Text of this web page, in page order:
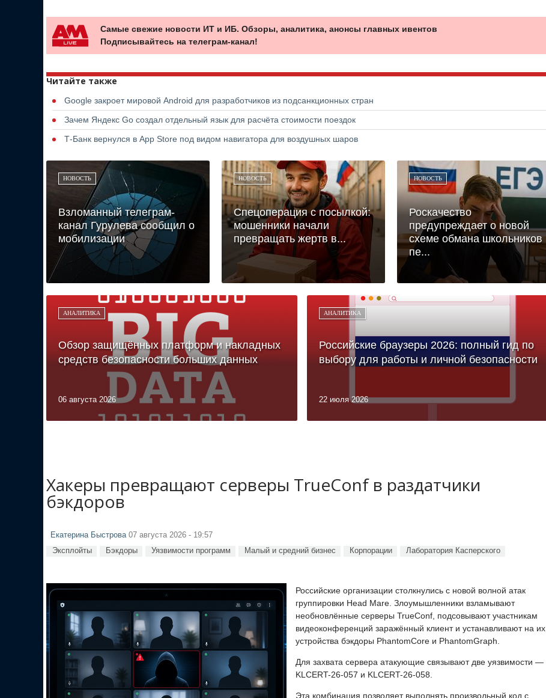
Самые свежие новости ИТ и ИБ. Обзоры, аналитика, анонсы главных ивентов
Подписывайтесь на телеграм-канал!
Читайте также
Google закроет мировой Android для разработчиков из подсанкционных стран
Зачем Яндекс Go создал отдельный язык для расчёта стоимости поездок
Т-Банк вернулся в App Store под видом навигатора для воздушных шаров
НОВОСТЬ
Взломанный телеграм-
канал Гурулева сообщил о
мобилизации
НОВОСТЬ
Спецоперация с посылкой:
мошенники начали
превращать жертв в...
НОВОСТЬ
Роскачество
предупреждает о новой
схеме обмана школьников
пе...
АНАЛИТИКА
Обзор защищённых платформ и накладных
средств безопасности больших данных
06 августа 2026
АНАЛИТИКА
Российские браузеры 2026: полный гид по
выбору для работы и личной безопасности
22 июля 2026
Хакеры превращают серверы TrueConf в раздатчики
бэкдоров
Екатерина Быстрова07 августа 2026 - 19:57
Эксплойты Бэкдоры Уязвимости программ Малый и средний бизнес Корпорации Лаборатория Касперского
Российские организации столкнулись с новой волной атак
группировки Head Mare. Злоумышленники взламывают
необновлённые серверы TrueConf, подсовывают участникам
видеоконференций заражённый клиент и устанавливают на их
устройства бэкдоры PhantomCore и PhantomGraph.
Для захвата сервера атакующие связывают две уязвимости —
KLCERT-26-057 и KLCERT-26-058.
Эта комбинация позволяет выполнять произвольный код с